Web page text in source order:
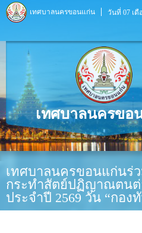
เทศบาลนครขอนแก่น วันที่ 07 เดื
เทศบาลนครขอ
หน้า
ข้อมูล
ประชา
เทศบาลนครขอนแก่นร่
กระทำสัตย์ปฏิญาณตนต่
ประจำปี 2569 วัน “กอง